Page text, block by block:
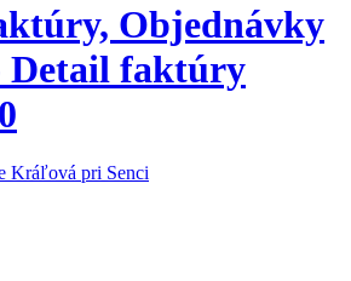
Objednávky
Detail faktúry